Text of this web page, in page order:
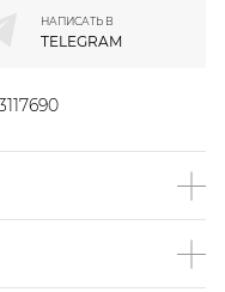
НАПИСАТЬ В
TELEGRAM